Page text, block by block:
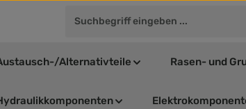
Alternativteile Rasen- und